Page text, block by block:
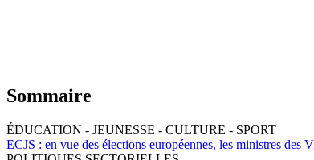
Sommaire
ÉDUCATION - JEUNESSE - CULTURE - SPORT
ECJS : en vue des élections européennes, les ministres